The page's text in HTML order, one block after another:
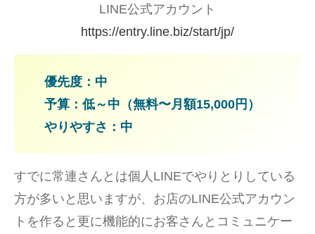
LINE公式アカウント
https://entry.line.biz/start/jp/
優先度：中
予算：低～中（無料〜月額15,000円）
やりやすさ：中
すでに常連さんとは個人LINEでやりとりしている
方が多いと思いますが、お店のLINE公式アカウン
トを作ると更に機能的にお客さんとコミュニケー